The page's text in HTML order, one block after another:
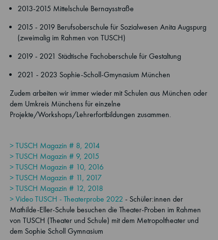
2013-2015 Mittelschule Bernaysstraße
2015 - 2019 Berufsoberschule für Sozialwesen Anita Augspurg
(zweimalig im Rahmen von TUSCH)
2019 - 2021 Städtische Fachoberschule für Gestaltung
2021 - 2023 Sophie-Scholl-Gmynasium München
Zudem arbeiten wir immer wieder mit Schulen aus München oder
dem Umkreis Münchens für einzelne
Projekte/Workshops/Lehrerfortbildungen zusammen.
> TUSCH Magazin # 8, 2014
> TUSCH Magazin # 9, 2015
> TUSCH Magazin # 10, 2016
> TUSCH Magazin # 11, 2017
> TUSCH Magazin # 12, 2018
> Video TUSCH - Theaterprobe 2022 - Schüler:innen der
Mathilde-Eller-Schule besuchen die Theater-Proben im Rahmen
von TUSCH (Theater und Schule) mit dem Metropoltheater und
dem Sophie Scholl Gymnasium